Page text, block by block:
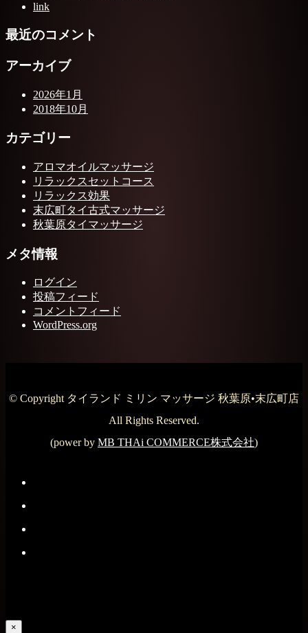
link
最近のコメント
アーカイブ
2026年1月
2018年10月
カテゴリー
アロマオイルマッサージ
リラックスセットコース
リラックス効果
末広町タイ古式マッサージ
秋葉原タイマッサージ
メタ情報
ログイン
投稿フィード
コメントフィード
WordPress.org
© Copyright タイランド ミリン マッサージ 秋葉原•末広町店
All Rights Reserved.
(power by MB THAi COMMERCE株式会社)
×